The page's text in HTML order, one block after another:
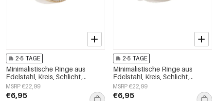
2-5 TAGE
Minimalistische Ringe aus
Edelstahl, Kreis, Schlicht,
Alltagsschmuck,
Damenschmuck
MSRP €22,99
€6,95
2-5 TAGE
Minimalistische Ringe aus
Edelstahl, Kreis, Schlicht,
Alltagsschmuck,
Damenschmuck
MSRP €22,99
€6,95